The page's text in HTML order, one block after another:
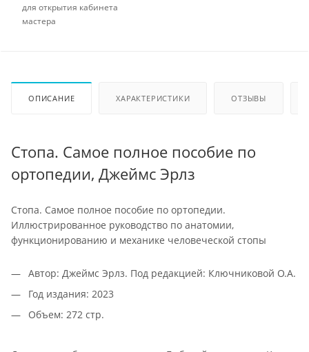
для открытия кабинета
мастера
ОПИСАНИЕ ХАРАКТЕРИСТИКИ ОТЗЫВЫ
Стопа. Самое полное пособие по
ортопедии, Джеймс Эрлз
Стопа. Самое полное пособие по ортопедии.
Иллюстрированное руководство по анатомии,
функционированию и механике человеческой стопы
Автор: Джеймс Эрлз. Под редакцией: Ключниковой О.А.
Год издания: 2023
Объем: 272 стр.